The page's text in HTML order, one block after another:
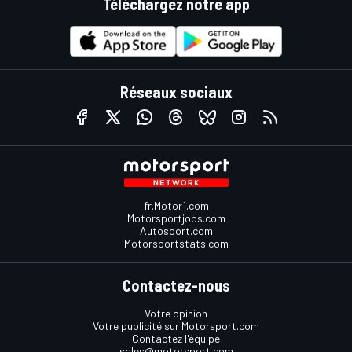
Téléchargez notre app
Réseaux sociaux
fr.Motor1.com
Motorsportjobs.com
Autosport.com
Motorsportstats.com
Contactez-nous
Votre opinion
Votre publicité sur Motorsport.com
Contactez l'équipe